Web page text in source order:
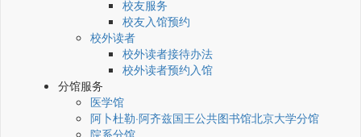
校友服务
校友入馆预约
校外读者
校外读者接待办法
校外读者预约入馆
分馆服务
医学馆
阿卜杜勒·阿齐兹国王公共图书馆北京大学分馆